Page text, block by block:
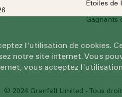
Etoiles de
Gagnants
© 2024 Grenfell Limited - Tous
l'utilisation de cookies.
notre site internet. Vous
vous acceptez